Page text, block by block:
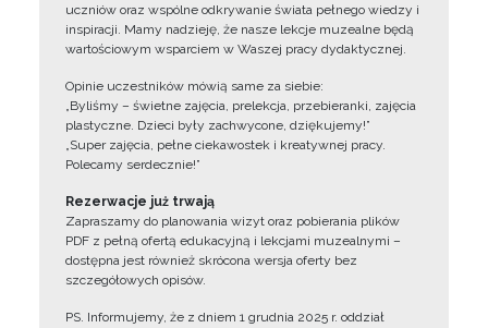
uczniów oraz wspólne odkrywanie świata pełnego wiedzy i
inspiracji. Mamy nadzieję, że nasze lekcje muzealne będą
wartościowym wsparciem w Waszej pracy dydaktycznej.
Opinie uczestników mówią same za siebie:
„Byliśmy – świetne zajęcia, prelekcja, przebieranki, zajęcia
plastyczne. Dzieci były zachwycone, dziękujemy!”
„Super zajęcia, pełne ciekawostek i kreatywnej pracy.
Polecamy serdecznie!”
Rezerwacje już trwają
Zapraszamy do planowania wizyt oraz pobierania plików
PDF z pełną ofertą edukacyjną i lekcjami muzealnymi –
dostępna jest również skrócona wersja oferty bez
szczegółowych opisów.
PS. Informujemy, że z dniem 1 grudnia 2025 r. oddział